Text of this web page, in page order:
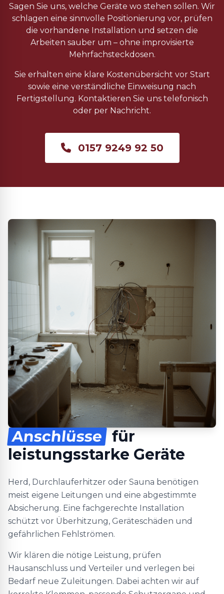
Sagen Sie uns, welche Geräte wo stehen sollen. Wir
schlagen eine sinnvolle Positionierung vor, prüfen
die vorhandene Installation und setzen die
Arbeiten sauber um – ohne improvisierte
Mehrfachsteckdosen.
Sie erhalten eine klare Kostenübersicht vor Start
sowie eine verständliche Einweisung nach
Fertigstellung. Kontaktieren Sie uns telefonisch
oder per Nachricht.
0157 9249 92 50
Anschlüsse für
leistungsstarke Geräte
Herd, Durchlauferhitzer oder Sauna benötigen
meist eigene Leitungen und eine abgestimmte
Absicherung. Eine fachgerechte Installation
schützt vor Überhitzung, Geräteschäden und
gefährlichen Fehlströmen.
Wir klären die nötige Leistung, prüfen
Hausanschluss und Verteiler und verlegen bei
Bedarf neue Zuleitungen. Dabei achten wir auf